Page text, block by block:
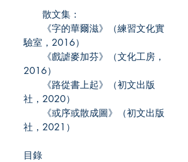
散文集：
《字的華爾滋》（練習文化實
驗室，2016）
《戲謔麥加芬》（文化工房，
2016）
《路從書上起》（初文出版
社，2020）
《或序或散成圖》（初文出版
社，2021）
目錄